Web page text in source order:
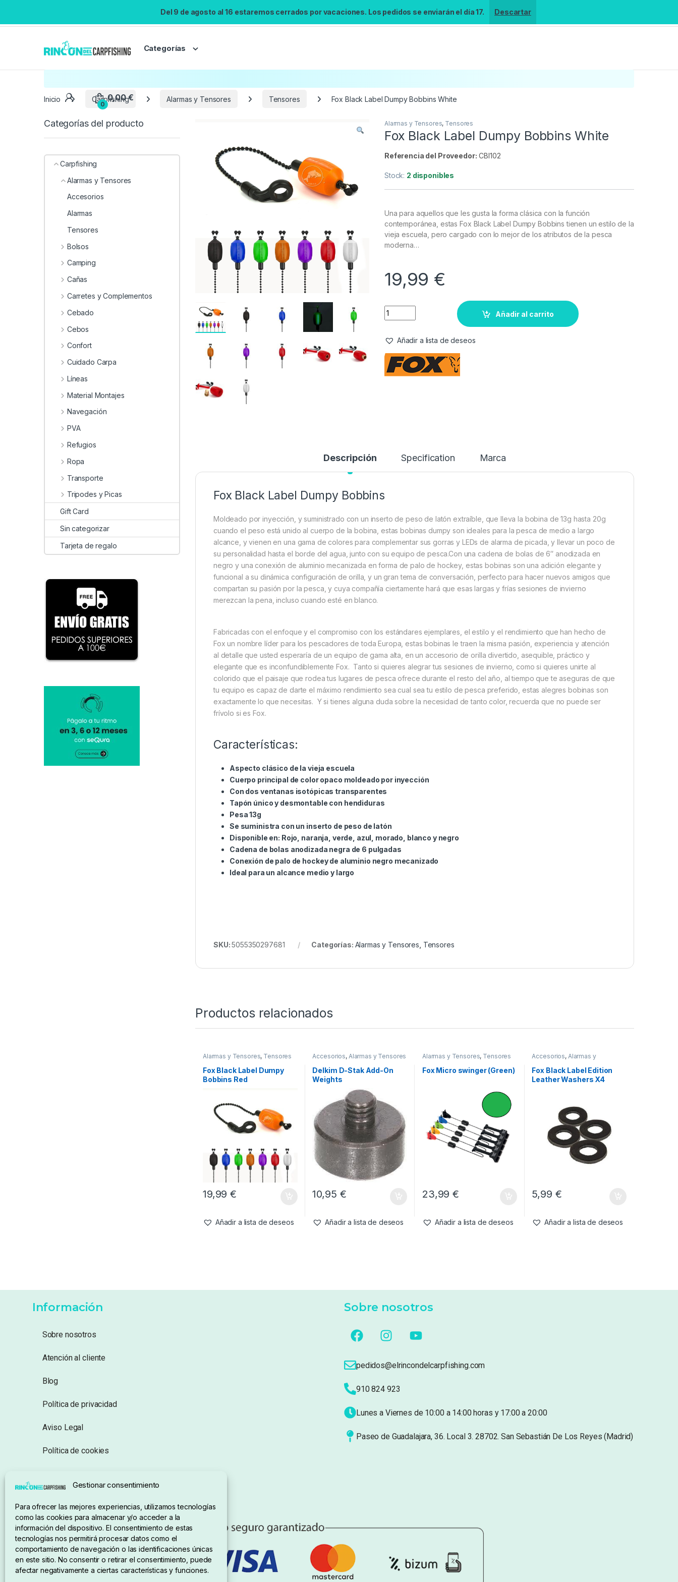
Gestionar consentimiento
Para ofrecer las mejores experiencias, utilizamos tecnologías
como las cookies para almacenar y/o acceder a la
información del dispositivo. El consentimiento de estas
tecnologías nos permitirá procesar datos como el
comportamiento de navegación o las identificaciones únicas
en este sitio. No consentir o retirar el consentimiento, puede
afectar negativamente a ciertas características y funciones.
Del 9 de agosto al 16 estaremos cerrados por vacaciones. Los pedidos se enviarán el día 17. Descartar
Categorías
Búsqueda no disponible
No se pudo cargar el widget de búsqueda.
Reintentar
Inicio Carpfishing Alarmas y Tensores Tensores Fox Black Label Dumpy Bobbins White
Alarmas y Tensores, Tensores
Fox Black Label Dumpy Bobbins White
Referencia del Proveedor: CBI102
Stock: 2 disponibles
Una para aquellos que les gusta la forma clásica con la función
contemporánea, estas Fox Black Label Dumpy Bobbins tienen un estilo de la
vieja escuela, pero cargado con lo mejor de los atributos de la pesca
moderna…
19,99 €
Añadir al carrito
Añadir a lista de deseos
Descripción Specification Marca
Fox Black Label Dumpy Bobbins
Moldeado por inyección, y suministrado con un inserto de peso de latón extraíble, que lleva la bobina de 13g hasta 20g
cuando el peso está unido al cuerpo de la bobina, estas bobinas dumpy son ideales para la pesca de medio a largo
alcance, y vienen en una gama de colores para complementar sus gorras y LEDs de alarma de picada, y llevar un poco de
su personalidad hasta el borde del agua, junto con su equipo de pesca.Con una cadena de bolas de 6″ anodizada en
negro y una conexión de aluminio mecanizada en forma de palo de hockey, estas bobinas son una adición elegante y
funcional a su dinámica configuración de orilla, y un gran tema de conversación, perfecto para hacer nuevos amigos que
compartan su pasión por la pesca, y cuya compañía ciertamente hará que esas largas y frías sesiones de invierno
merezcan la pena, incluso cuando esté en blanco.
Fabricadas con el enfoque y el compromiso con los estándares ejemplares, el estilo y el rendimiento que han hecho de
Fox un nombre líder para los pescadores de toda Europa, estas bobinas le traen la misma pasión, experiencia y atención
al detalle que usted esperaría de un equipo de gama alta, en un accesorio de orilla divertido, asequible, práctico y
elegante que es inconfundiblemente Fox. Tanto si quieres alegrar tus sesiones de invierno, como si quieres unirte al
colorido que el paisaje que rodea tus lugares de pesca ofrece durante el resto del año, al tiempo que te aseguras de que
tu equipo es capaz de darte el máximo rendimiento sea cual sea tu estilo de pesca preferido, estas alegres bobinas son
exactamente lo que necesitas. Y si tienes alguna duda sobre la necesidad de tanto color, recuerda que no puede ser
frívolo si es Fox.
Características:
Aspecto clásico de la vieja escuela
Cuerpo principal de color opaco moldeado por inyección
Con dos ventanas isotópicas transparentes
Tapón único y desmontable con hendiduras
Pesa 13g
Se suministra con un inserto de peso de latón
Disponible en: Rojo, naranja, verde, azul, morado, blanco y negro
Cadena de bolas anodizada negra de 6 pulgadas
Conexión de palo de hockey de aluminio negro mecanizado
Ideal para un alcance medio y largo
SKU:5055350297681 Categorías: Alarmas y Tensores Tensores
Productos relacionados
Alarmas y Tensores, Tensores
Fox Black Label Dumpy
Bobbins Red
19,99€
Añadir a lista de deseos
Accesorios, Alarmas y Tensores
Delkim D-Stak Add-On
Weights
10,95 €
Añadir a lista de deseos
Alarmas y Tensores, Tensores
Fox Micro swinger (Green)
23,99€
Añadir a lista de deseos
Accesorios, Alarmas y
Tripodes y Picas
Fox Black Label Edition
Leather Washers X4
5,99 €
Añadir a lista de deseos
Categorías del producto
Carpfishing
Alarmas y Tensores
Accesorios
Alarmas
Tensores
Bolsos
Camping
Cañas
Carretes y Complementos
Cebado
Cebos
Confort
Cuidado Carpa
Líneas
Material Montajes
Navegación
PVA
Refugios
Ropa
Transporte
Tripodes y Picas
Gift Card
Sin categorizar
Tarjeta de regalo
Información
Sobre nosotros
Atención al cliente
Blog
Política de privacidad
Aviso Legal
Política de cookies
Condiciones de compra
Sobre nosotros
pedidos@elrincondelcarpfishing.com
910 824 923
Lunes a Viernes de 10:00 a 14:00 horas y 17:00 a 20:00
Paseo de Guadalajara, 36. Local 3. 28702. San Sebastián De Los Reyes (Madrid)